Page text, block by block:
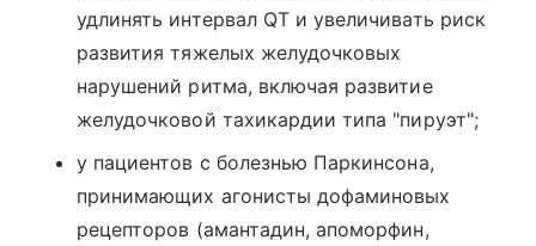
удлинять интервал QT и увеличивать риск
развития тяжелых желудочковых
нарушений ритма, включая развитие
желудочковой тахикардии типа "пируэт";
у пациентов с болезнью Паркинсона,
принимающих агонисты дофаминовых
рецепторов (амантадин, апоморфин,